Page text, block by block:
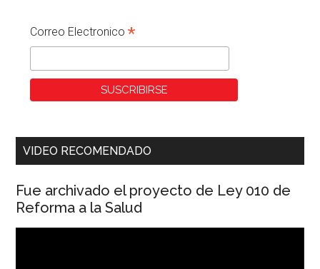
Correo Electronico*
VIDEO RECOMENDADO
Fue archivado el proyecto de Ley 010 de
Reforma a la Salud